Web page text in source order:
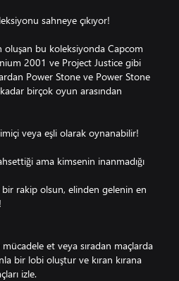
sahneye çıkıyor!
bu koleksiyonda Capcom
2001 ve Project Justice gibi
Power Stone ve Power Stone
birçok oyun arasından
veya eşli olarak oynanabilir!
ama kimsenin inanmadığı
bir rakip olsun, elinden gelenin en
mücadele et veya sıradan maçlarda
bir lobi oluştur ve kıran kırana
izle.